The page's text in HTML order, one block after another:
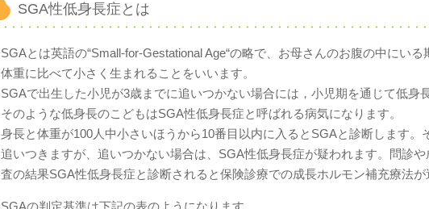
SGA性低身長症とは
SGAとは英語の“Small‐for‐Gestational Age“の略で、お母さんのお腹の中にい
体重に比べて小さく生まれることをいいます。
SGAで出生した小児が3歳までに追いつかない場合には，小児期を通じて低身
そのような低身長のこどもはSGA性低身長症と呼ばれる病気になります。
身長と体重が100人中小さいほうから10番目以内に入るとSGAと診断します。
追いつきますが、追いつかない場合は、SGA性低身長症が疑われます。問診
査の結果SGA性低身長症と診断されると保険診療での成長ホルモン補充療法が
SGAの判定基準は下記の表のようになります。